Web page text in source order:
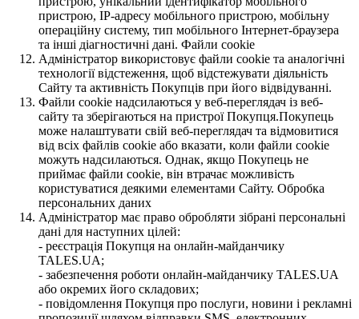
пристрою, IP-адресу мобільного пристрою, мобільну
операційну систему, тип мобільного Інтернет-браузера
та інші діагностичні дані. Файли cookie
Адміністратор використовує файли cookie та аналогічні
технології відстеження, щоб відстежувати діяльність
Сайту та активність Покупців при його відвідуванні.
Файли cookie надсилаються у веб-переглядач із веб-
сайту та зберігаються на пристрої Покупця.Покупець
може налаштувати свій веб-переглядач та відмовитися
від всіх файлів cookie або вказати, коли файли cookie
можуть надсилаються. Однак, якщо Покупець не
приймає файли cookie, він втрачає можливість
користуватися деякими елементами Сайту. Обробка
персональних даних
Адміністратор має право обробляти зібрані персональні
дані для наступних цілей:
- реєстрація Покупця на онлайн-майданчику
TALES.UA;
- забезпечення роботи онлайн-майданчику TALES.UA
або окремих його складових;
- повідомлення Покупця про послуги, новини і рекламні